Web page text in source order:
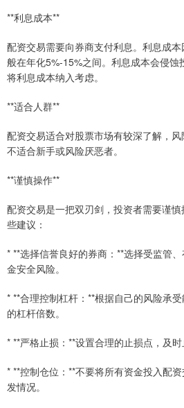
**利息成本**
配资交易需要向券商支付利息。利息成
般在年化5%-15%之间。利息成本会侵
将利息成本纳入考虑。
**适合人群**
配资交易适合对股票市场有较深了解，风
不适合新手或风险厌恶者。
**谨慎操作**
配资交易是一把双刃剑，投资者需要谨
些建议：
* **选择信誉良好的券商：**选择受监管
金安全风险。
* **合理控制杠杆：**根据自己的风险承
的杠杆倍数。
* **严格止损：**设置合理的止损点，及时
* **控制仓位：**不要将所有资金投入配
发情况。